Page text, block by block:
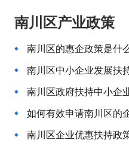
南川区产业政策
南川区的惠企政策是什
南川区中小企业发展扶
南川区政府扶持中小企
如何有效申请南川区的
南川区企业优惠扶持政